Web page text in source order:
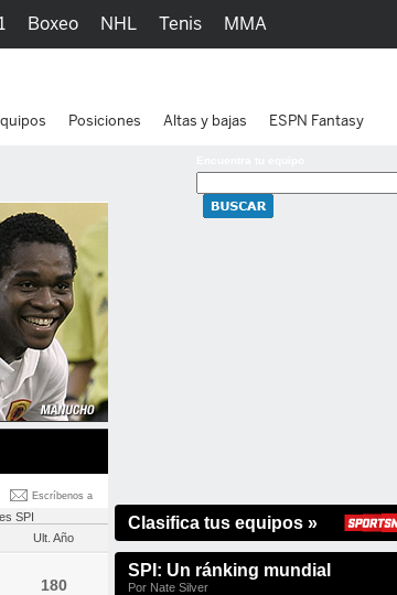
Escríbenos a
SPI
Ult. Año
180
Clasifica tus equipos »
SPI: Un ránking mundial
Por Nate Silver
Boxeo NHL Tenis MMA
Posiciones Altas y bajas ESPN Fantasy